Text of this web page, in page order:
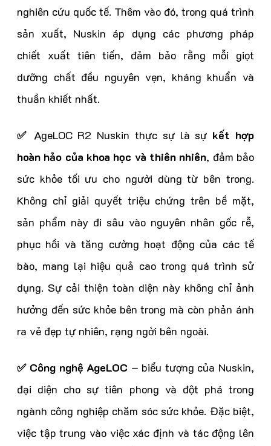
nghiên cứu quốc tế. Thêm vào đó, trong quá trình
sản xuất, Nuskin áp dụng các phương pháp
chiết xuất tiên tiến, đảm bảo rằng mỗi giọt
dưỡng chất đều nguyên vẹn, kháng khuẩn và
thuần khiết nhất.
✅ AgeLOC R2 Nuskin thực sự là sự kết hợp
hoàn hảo của khoa học và thiên nhiên, đảm bảo
sức khỏe tối ưu cho người dùng từ bên trong.
Không chỉ giải quyết triệu chứng trên bề mặt,
sản phẩm này đi sâu vào nguyên nhân gốc rễ,
phục hồi và tăng cường hoạt động của các tế
bào, mang lại hiệu quả cao trong quá trình sử
dụng. Sự cải thiện toàn diện này không chỉ ảnh
hưởng đến sức khỏe bên trong mà còn phản ánh
ra vẻ đẹp tự nhiên, rạng ngời bên ngoài.
✅ Công nghệ AgeLOC – biểu tượng của Nuskin,
đại diện cho sự tiên phong và đột phá trong
ngành công nghiệp chăm sóc sức khỏe. Đặc biệt,
việc tập trung vào việc xác định và tác động lên